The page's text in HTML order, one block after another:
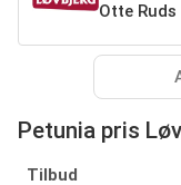
Otte
Petunia pris
Tilbud